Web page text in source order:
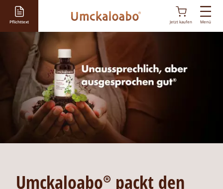
r
Pflichttext Jetzt kaufen Menü
Umckaloabo® packt den